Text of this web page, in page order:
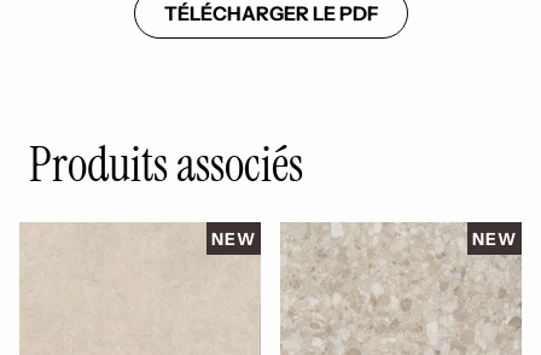
TÉLÉCHARGER LE PDF
Produits associés
NEW NEW